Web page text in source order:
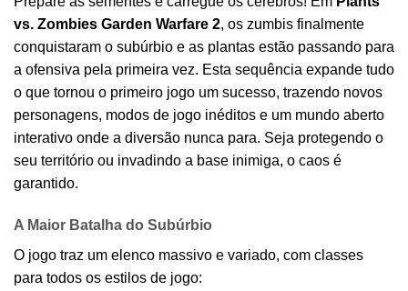
vs. Zombies Garden Warfare 2, os zumbis finalmente
conquistaram o subúrbio e as plantas estão passando para
a ofensiva pela primeira vez. Esta sequência expande tudo
o que tornou o primeiro jogo um sucesso, trazendo novos
personagens, modos de jogo inéditos e um mundo aberto
interativo onde a diversão nunca para. Seja protegendo o
seu território ou invadindo a base inimiga, o caos é
garantido.
A Maior Batalha do Subúrbio
O jogo traz um elenco massivo e variado, com classes
para todos os estilos de jogo: